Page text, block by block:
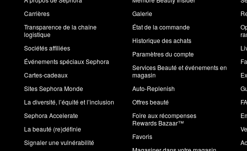
Carrières
Transparence de la chaîne
logistique
Sociétés affiliées
Événements spéciaux Sephora
Cartes-cadeaux
Sites Sephora Monde
La diversité, l’équité et l’inclusion
Sephora Accelerate
La beauté (re)définie
Signaler une vulnérabilité
Galerie
État de la commande
Historique des achats
Paramètres du compte
Services Beauté et événements en
magasin
Auto-Replenish
Offres beauté
Foire aux récompenses
Rewards Bazaar™
Favoris